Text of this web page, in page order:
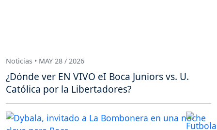
Noticias • MAY 28 / 2026
¿Dónde ver EN VIVO eI Boca Juniors vs. U.
Católica por la Libertadores?